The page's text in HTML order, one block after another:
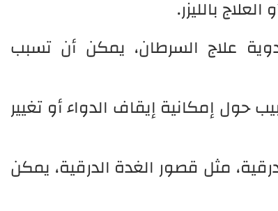
بالليزر.
علاج السرطان، يمكن أن تسبب
حول إمكانية إيقاف الدواء أو تغيير
مثل قصور الغدة الدرقية، يمكن